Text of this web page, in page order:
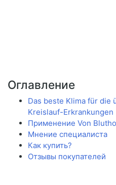
Оглавление
Das beste Klima für die
Kreislauf-Erkrankungen
Применение Von
Мнение специалиста
Как купить?
Отзывы покупателей